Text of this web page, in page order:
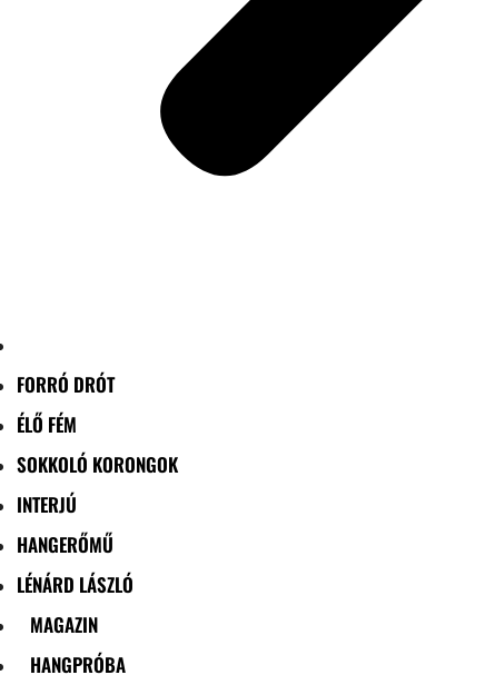
FORRÓ DRÓT
ÉLŐ FÉM
SOKKOLÓ KORONGOK
INTERJÚ
HANGERŐMŰ
LÉNÁRD LÁSZLÓ
MAGAZIN
HANGPRÓBA